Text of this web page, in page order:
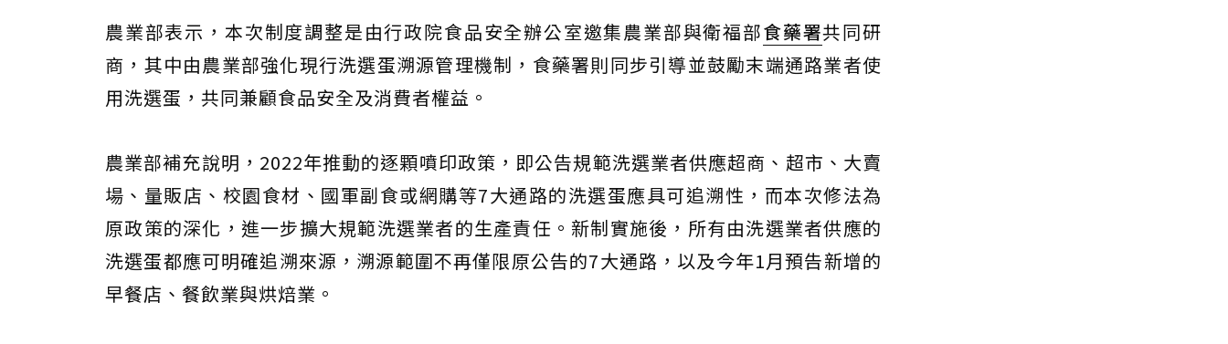
農業部表示，本次制度調整是由行政院食品安全辦公室邀集農業部與衛福部食藥署共同研
商，其中由農業部強化現行洗選蛋溯源管理機制，食藥署則同步引導並鼓勵末端通路業者使
用洗選蛋，共同兼顧食品安全及消費者權益。
農業部補充說明，2022年推動的逐顆噴印政策，即公告規範洗選業者供應超商、超市、大賣
場、量販店、校園食材、國軍副食或網購等7大通路的洗選蛋應具可追溯性，而本次修法為
原政策的深化，進一步擴大規範洗選業者的生產責任。新制實施後，所有由洗選業者供應的
洗選蛋都應可明確追溯來源，溯源範圍不再僅限原公告的7大通路，以及今年1月預告新增的
早餐店、餐飲業與烘焙業。